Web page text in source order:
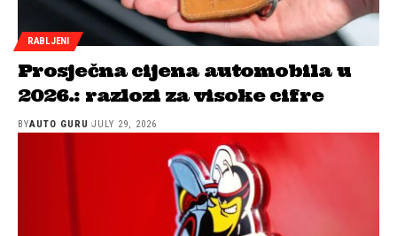
RABLJENI
Prosječna cijena automobila u
2026.: razlozi za visoke cifre
BYAUTO GURU JULY 29, 2026